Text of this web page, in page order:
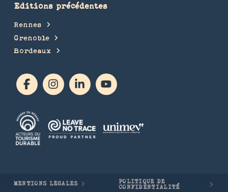
Editions précédentes
Rennes
Grenoble
Bordeaux
MENTIONS LÉGALES POLITIQUE DE
CONFIDENTIALITÉ